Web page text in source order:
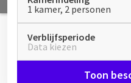
1 kamer, 2 personen
Verblijfsperiode
Data kiezen
Toon